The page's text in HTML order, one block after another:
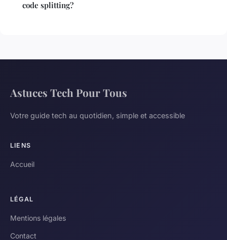
code splitting?
Astuces Tech Pour Tous
Votre guide tech au quotidien, simple et accessible
LIENS
Accueil
LÉGAL
Mentions légales
Contact